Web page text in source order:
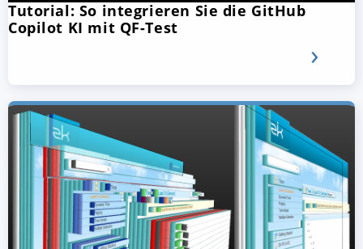
Tutorial: So integrieren Sie die GitHub
Copilot KI mit QF-Test